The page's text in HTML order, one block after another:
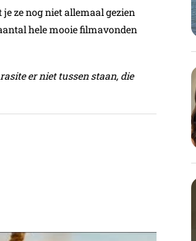
ze nog niet allemaal gezien
hele mooie filmavonden
er niet tussen staan, die